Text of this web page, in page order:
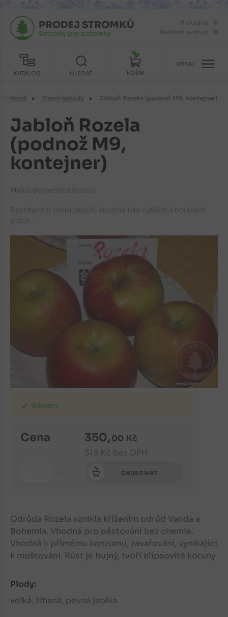
Prodejna
Sezónní e-shop
KATALOG
PRODEJ STROMKŮ
Stromky pro potomky
HLEDAT KOŠÍK
MENU
Jabloně Zimní odrůdy Jabloň Rozela (podnož M9, kontejner)
Jabloň Rozela
(podnož M9,
kontejner)
Malus domestica Rozela
Rezistentní zimní jabloň, vhodná i do vyšších a horských
poloh.
Skladem
Cena 350,00 Kč
313 Kč bez DPH
OBJEDNAT
Odrůda Rozela vznikla křížením odrůd Vanda a
Bohemia. Vhodná pro pěstování bez chemie.
Vhodná k přímému konzumu, zavařování, vynikající
k moštování. Růst je bujný, tvoří elipsovité koruny
Plody:
velká, žíhaná, pevná jablka